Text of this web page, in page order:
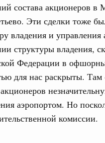
состава акционеров в
Эти сделки тоже
владения и
структуры владения,
Федерации в
для нас раскрыты. Там
аэропортом. Но
комиссии.
31 июля, пятница
,Социальная поддержка
регионам
социальной
граждан